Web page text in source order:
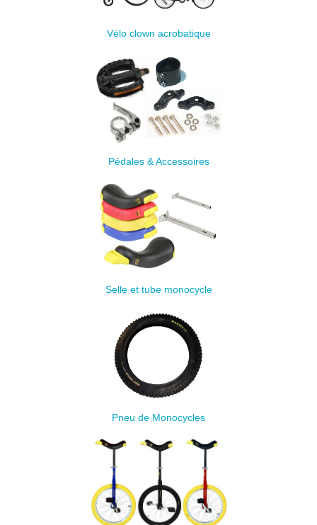
Vélo clown acrobatique
Pédales & Accessoires
Selle et tube monocycle
Pneu de Monocycles